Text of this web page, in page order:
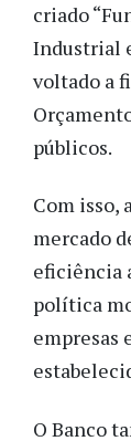
criado
Industrial
voltado a
públicos.
Com isso,
mercado
eficiência
política
empresas
O Banco